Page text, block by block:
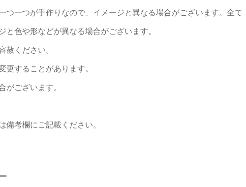
一つが手作りなので、イメージと異なる場合がございます。全て
色や形などが異なる場合がございます。
赦ください。
することがあります。
がございます。
備考欄にご記載ください。